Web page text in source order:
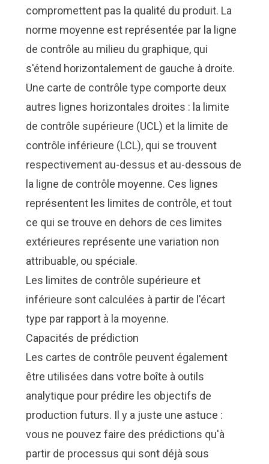
compromettent pas la qualité du produit. La
norme moyenne est représentée par la ligne
de contrôle au milieu du graphique, qui
s'étend horizontalement de gauche à droite.
Une carte de contrôle type comporte deux
autres lignes horizontales droites : la limite
de contrôle supérieure (UCL) et la limite de
contrôle inférieure (LCL), qui se trouvent
respectivement au-dessus et au-dessous de
la ligne de contrôle moyenne. Ces lignes
représentent les limites de contrôle, et tout
ce qui se trouve en dehors de ces limites
extérieures représente une variation non
attribuable, ou spéciale.
Les limites de contrôle supérieure et
inférieure sont calculées à partir de l'écart
type par rapport à la moyenne.
Capacités de prédiction
Les cartes de contrôle peuvent également
être utilisées dans votre boîte à outils
analytique pour prédire les objectifs de
production futurs. Il y a juste une astuce :
vous ne pouvez faire des prédictions qu'à
partir de processus qui sont déjà sous